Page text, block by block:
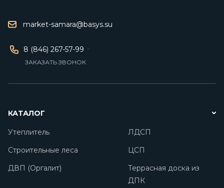
market-samara@basys.su
8 (846) 267-57-99
ЗАКАЗАТЬ ЗВОНОК
КАТАЛОГ
Утеплитель
ЛДСП
Строительные леса
ЦСП
ДВП (Оргалит)
Террасная доска из
ДПК